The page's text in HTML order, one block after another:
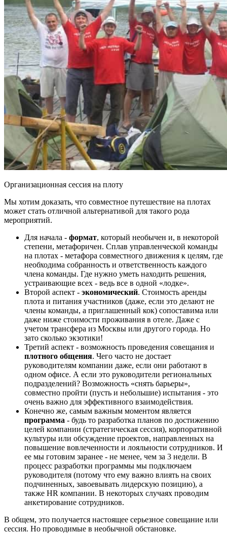
Организационная сессия на плоту
Мы хотим доказать, что совместное путешествие на плотах
может стать отличной альтернативой для такого рода
мероприятий.
Для начала - формат, который необычен и, в некоторой
степени, метафоричен. Сплав управленческой команды
на плотах - метафора совместного движения к целям, где
необходима собранность и ответственность каждого
члена команды. Где нужно уметь находить решения,
устраивающие всех - ведь все в одной «лодке».
Второй аспект - экономический. Стоимость аренды
плота и питания участников (даже, если это делают не
члены команды, а приглашенный кок) сопоставима или
даже ниже стоимости проживания в отеле. Даже с
учетом трансфера из Москвы или другого города. Но
зато сколько экзотики!
Третий аспект - возможность проведения совещания и
плотного общения. Чего часто не достает
руководителям компании даже, если они работают в
одном офисе. А если это руководители региональных
подразделений? Возможность «снять барьеры»,
совместно пройти (пусть и небольшие) испытания - это
очень важно для эффективного взаимодействия.
Конечно же, самым важным моментом является
программа - будь то разработка планов по достижению
целей компании (стратегическая сессия), корпоративной
культуры или обсуждение проектов, направленных на
повышение вовлеченности и лояльности сотрудников. И
ее мы готовим заранее - не менее, чем за 3 недели. В
процесс разработки программы мы подключаем
руководителя (потому что ему важно влиять на своих
подчиненных, завоевывать лидерскую позицию), а
также HR компании. В некоторых случаях проводим
анкетирование сотрудников.
В общем, это получается настоящее серьезное совещание или
сессия. Но проводимые в необычной обстановке.